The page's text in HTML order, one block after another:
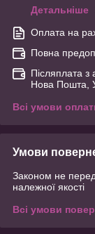
Детальніше
Оплата на
Повна
Післяплата з
Нова Пошта,
Всі умови
Умови
Законом не
належної якості
Всі умови